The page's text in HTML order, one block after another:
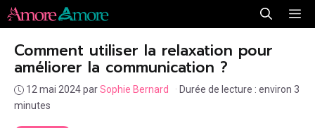
Aller
au
contenu
Comment utiliser la relaxation pour
améliorer la communication ?
12 mai 2024parSophie Bernard · Durée de lecture : environ 3
minutes